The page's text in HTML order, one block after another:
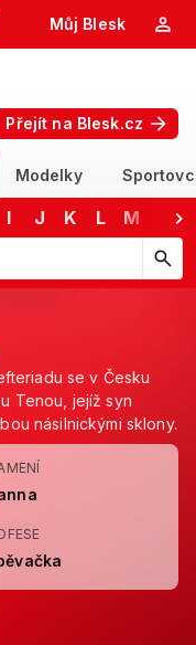
Můj Blesk
Přejít na Blesk.cz
Modelky
I J K L M
procházejte návrhy,
se v Česku
Tenou, jejíž syn
násilnickými sklony.